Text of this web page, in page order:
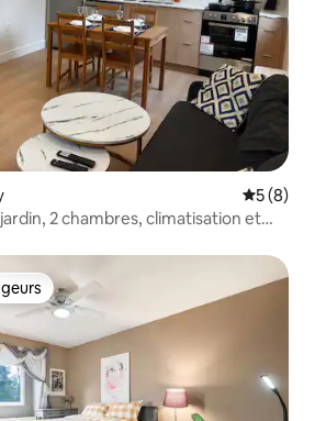
Note
5 (8)
2 chambres, climatisation et